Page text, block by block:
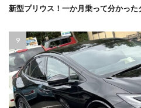
新型プリウス！一か月乗って分かった